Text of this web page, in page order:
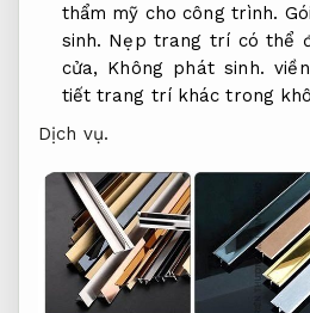
thẩm mỹ cho công trình.
sinh. Nẹp trang trí có thể
cửa, Không phát sinh.
tiết trang trí khác trong
Dịch vụ.